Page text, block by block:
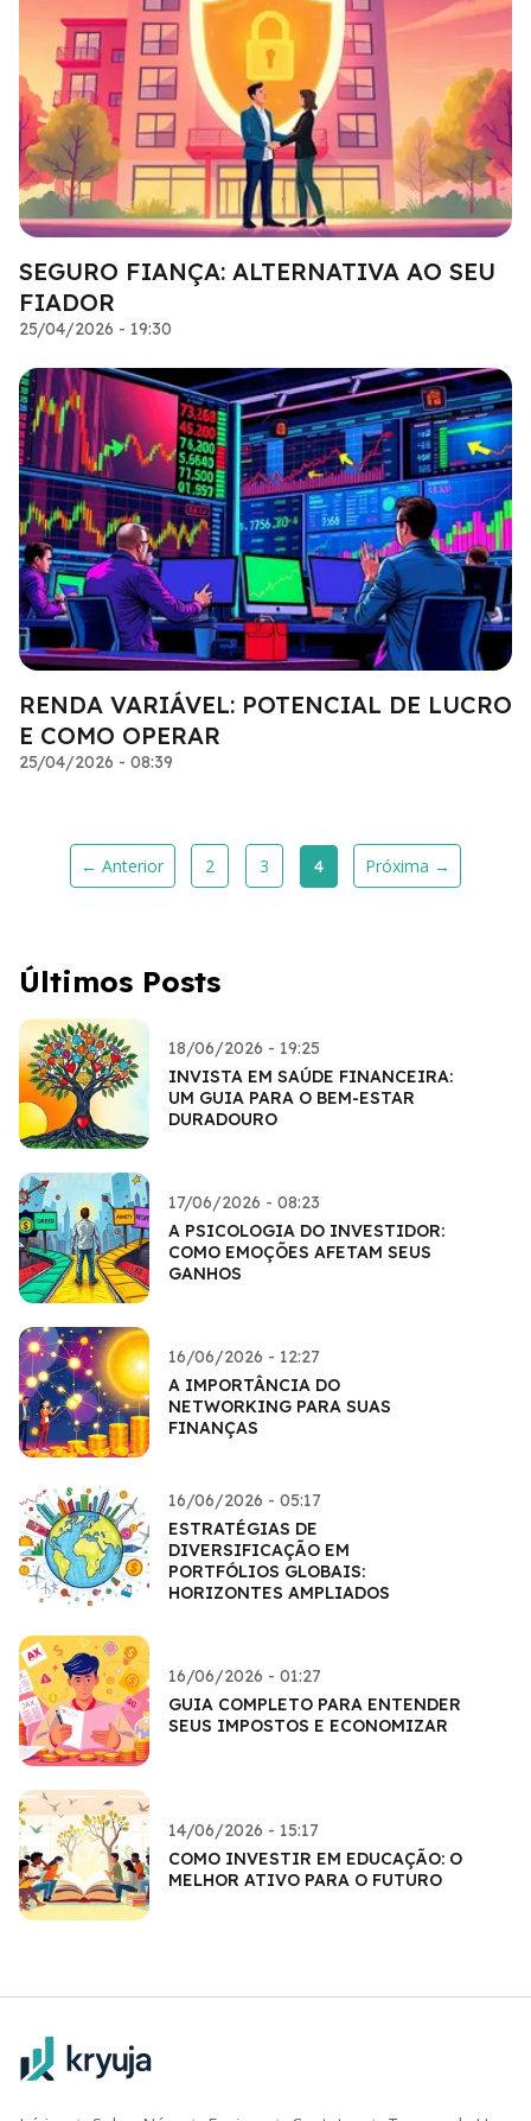
SEGURO FIANÇA: ALTERNATIVA AO SEU
FIADOR
25/04/2026 - 19:30
RENDA VARIÁVEL: POTENCIAL DE LUCRO
E COMO OPERAR
25/04/2026 - 08:39
← Anterior 2 3 4 Próxima →
Últimos Posts
18/06/2026 - 19:25
INVISTA EM SAÚDE FINANCEIRA:
UM GUIA PARA O BEM-ESTAR
DURADOURO
17/06/2026 - 08:23
A PSICOLOGIA DO INVESTIDOR:
COMO EMOÇÕES AFETAM SEUS
GANHOS
16/06/2026 - 12:27
A IMPORTÂNCIA DO
NETWORKING PARA SUAS
FINANÇAS
16/06/2026 - 05:17
ESTRATÉGIAS DE
DIVERSIFICAÇÃO EM
PORTFÓLIOS GLOBAIS:
HORIZONTES AMPLIADOS
16/06/2026 - 01:27
GUIA COMPLETO PARA ENTENDER
SEUS IMPOSTOS E ECONOMIZAR
14/06/2026 - 15:17
COMO INVESTIR EM EDUCAÇÃO: O
MELHOR ATIVO PARA O FUTURO